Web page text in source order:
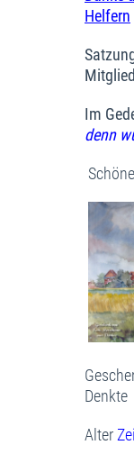
Helfern
Im
denn
Denkte
Alter